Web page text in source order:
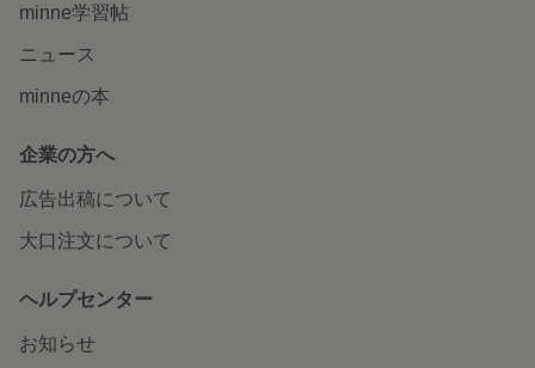
minne学習帖
ニュース
minneの本
企業の方へ
広告出稿について
大口注文について
ヘルプセンター
お知らせ